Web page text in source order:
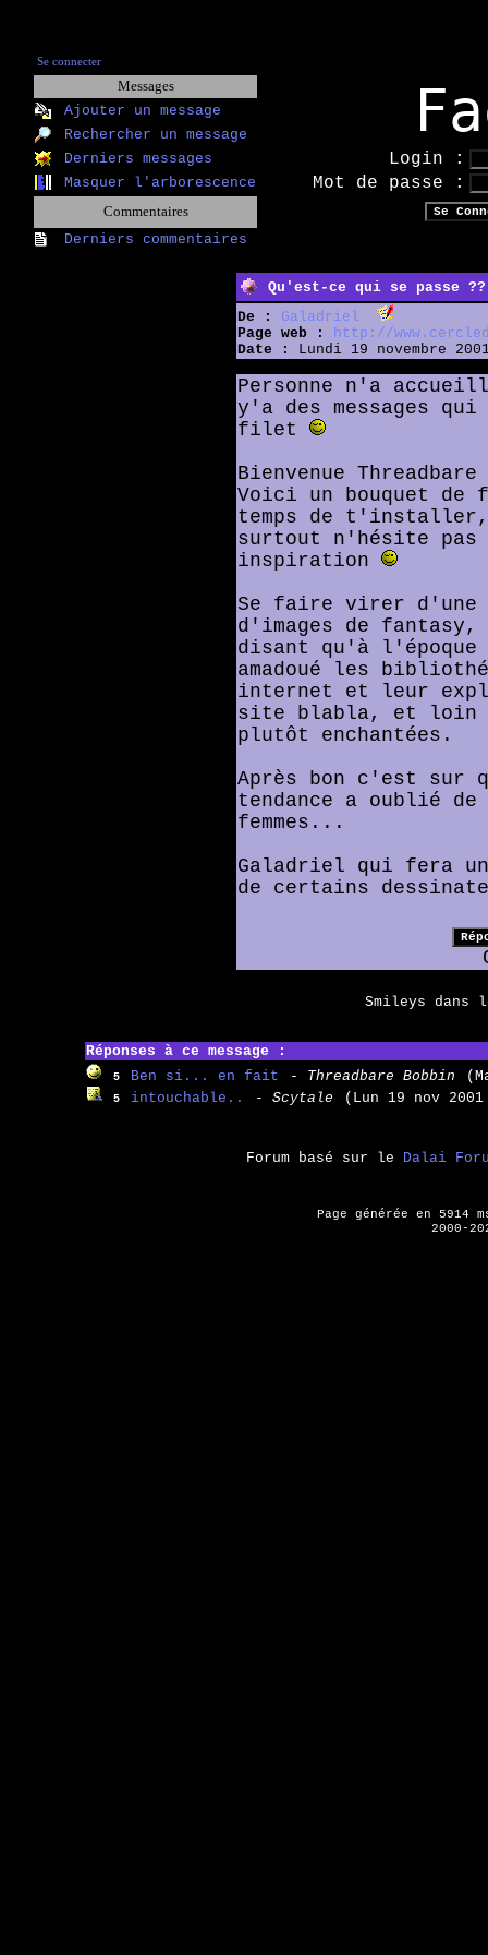
Se connecter
Messages
Ajouter un message
Rechercher un message
Derniers messages
Login :
Masquer l'arborescence Mot de passe :
Commentaires
Derniers commentaires
Qu'est-ce qui se passe
De :
Galadriel
Page web :
http://
Date :
Lundi 19 novembre
Personne n'a
y'a des messages
filet
Bienvenue
Voici un bouquet
temps de
surtout n'hésite
inspiration
Se faire virer d'une
d'images de
disant qu'à
amadoué les
internet et leur
site blabla, et loin
plutôt enchantées.
Après bon c'est sur
tendance a oublié
femmes...
Galadriel qui fera
de certains
Smileys dans
Réponses à ce message :
5 Ben si... en fait - Threadbare Bobbin
5 intouchable.. - Scytale (Lun 19 nov
Forum basé sur le Dalai
Page générée en 5914
2000-